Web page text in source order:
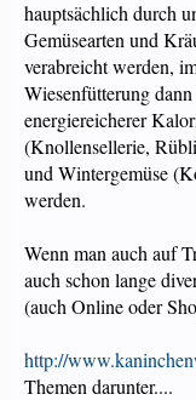
hauptsächlich durch
Gemüsearten und
verabreicht werden,
Wiesenfütterung
energiereicherer
(Knollensellerie,
und Wintergemüse
werden.
Wenn man auch auf
auch schon lange
(auch Online oder
http://
Themen darunter....